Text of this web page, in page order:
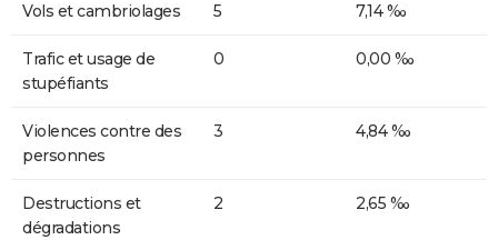
Vols et cambriolages 5 7,14 ‰
Trafic et usage de
stupéfiants
0 0,00 ‰
Violences contre des
personnes
3 4,84 ‰
Destructions et
dégradations
2 2,65 ‰